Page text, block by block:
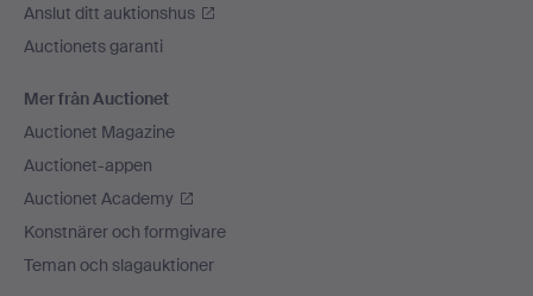
Anslut ditt auktionshus
Auctionets garanti
Mer från Auctionet
Auctionet Magazine
Auctionet-appen
Auctionet Academy
Konstnärer och formgivare
Teman och slagauktioner